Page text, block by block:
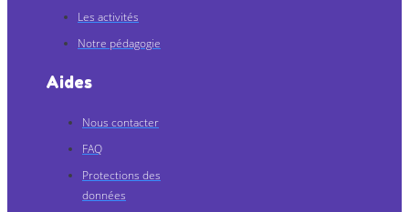
Les activités
Notre pédagogie
Aides
Nous contacter
FAQ
Protections des
données